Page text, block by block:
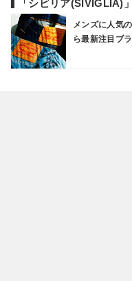
「シビリア(SIVIGLIA)
メンズに人気
ら最新注目ブ